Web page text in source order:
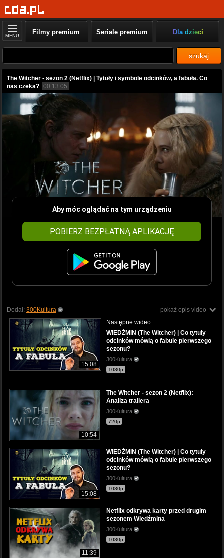
MENU Filmy premium Seriale premium Dla dzieci
szukaj
The Witcher - sezon 2 (Netflix) | Tytuły i symbole odcinków, a fabuła. Co
nas czeka? 00:13:05
Aby móc oglądać na tym urządzeniu
POBIERZ BEZPŁATNĄ APLIKACJĘ
pokaż opis video
Dodał: 300Kultura
15:08
Następne wideo:
WIEDŹMIN (The Witcher) | Co tytuły
odcinków mówią o fabule pierwszego
sezonu?
300Kultura
1080p
10:54
The Witcher - sezon 2 (Netflix):
Analiza trailera
300Kultura
720p
15:08
WIEDŹMIN (The Witcher) | Co tytuły
odcinków mówią o fabule pierwszego
sezonu?
300Kultura
1080p
11:39
Netflix odkrywa karty przed drugim
sezonem Wiedźmina
300Kultura
1080p